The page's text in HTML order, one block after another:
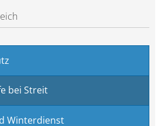
bei Streit
Winterdienst